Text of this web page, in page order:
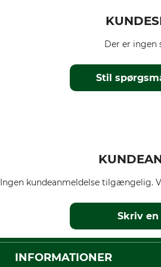
Stil
Der er ingen
Ingen kundeanmeldelse tilgængelig.
Skriv
INFORMATIONER